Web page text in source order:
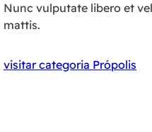
Nunc vulputate libero et
mattis.
visitar categoria Própolis